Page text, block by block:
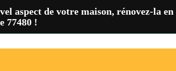
aspect de votre maison, rénovez-la
77480 !